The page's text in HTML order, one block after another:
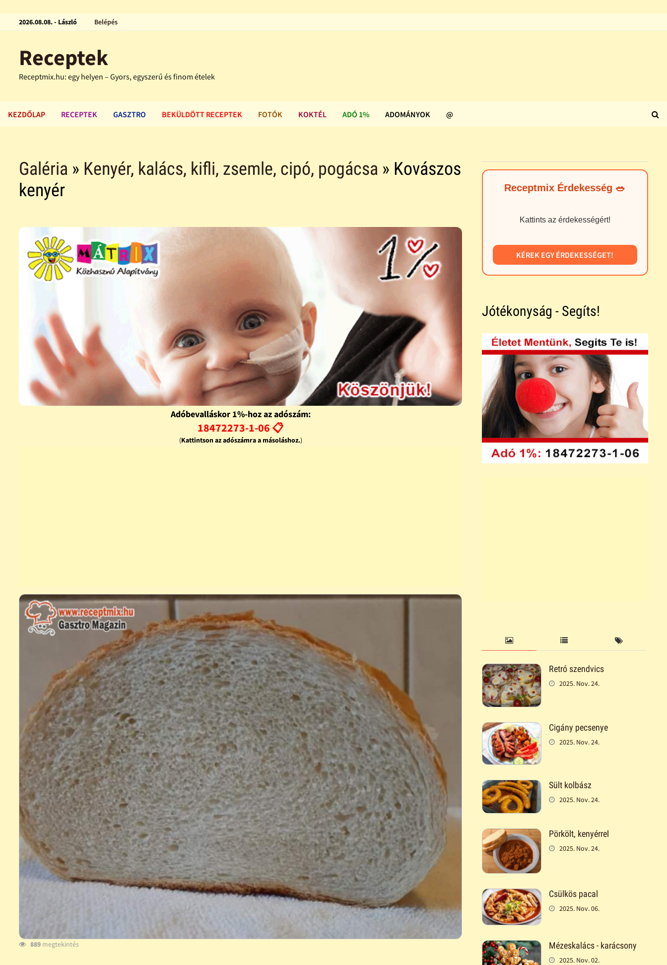
2026.08.08. - László Belépés
Receptek
Receptmix.hu: egy helyen – Gyors, egyszerű és finom ételek
KEZDŐLAP RECEPTEK GASZTRO BEKÜLDÖTT RECEPTEK FOTÓK KOKTÉL ADÓ 1% ADOMÁNYOK @
Galéria » Kenyér, kalács, kifli, zsemle, cipó, pogácsa » Kovászos
kenyér
Adóbevalláskor 1%-hoz az adószám:
18472273-1-06 📋
(Kattintson az adószámra a másoláshoz.)
889 megtekintés
Receptmix Érdekesség 🥗
Kattints az érdekességért!
KÉREK EGY ÉRDEKESSÉGET!
Jótékonyság - Segíts!
Retró szendvics
2025. Nov. 24.
Cigány pecsenye
2025. Nov. 24.
Sült kolbász
2025. Nov. 24.
Pörkölt, kenyérrel
2025. Nov. 24.
Csülkös pacal
2025. Nov. 06.
Mézeskalács - karácsony
2025. Nov. 02.